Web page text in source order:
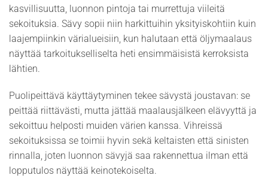
kasvillisuutta, luonnon pintoja tai murrettuja viileitä
sekoituksia. Sävy sopii niin harkittuihin yksityiskohtiin kuin
laajempiinkin värialueisiin, kun halutaan että öljymaalaus
näyttää tarkoitukselliselta heti ensimmäisistä kerroksista
lähtien.
Puolipeittävä käyttäytyminen tekee sävystä joustavan: se
peittää riittävästi, mutta jättää maalausjälkeen elävyyttä ja
sekoittuu helposti muiden värien kanssa. Vihreissä
sekoituksissa se toimii hyvin sekä keltaisten että sinisten
rinnalla, joten luonnon sävyjä saa rakennettua ilman että
lopputulos näyttää keinotekoiselta.